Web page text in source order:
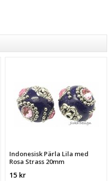
Indonesisk Pärla Lila med
Rosa Strass 20mm
15 kr